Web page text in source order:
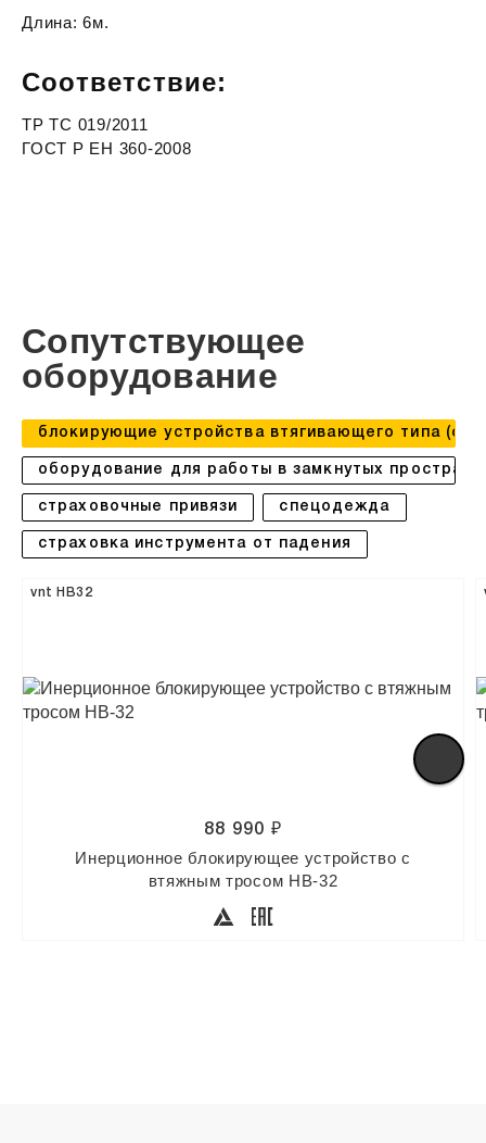
Длина: 6м.
Соответствие:
ТР ТС 019/2011
ГОСТ Р ЕН 360-2008
Сопутствующее
оборудование
блокирующие устройства втягивающего типа
оборудование для работы в замкнутых
страховочные привязи спецодежда
страховка инструмента от падения
vnt HB32
88 990 ₽
Инерционное блокирующее устройство с
втяжным тросом НВ-32